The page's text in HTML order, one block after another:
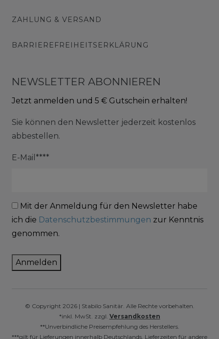
ZAHLUNG & VERSAND
BARRIEREFREIHEITSERKLÄRUNG
NEWSLETTER ABONNIEREN
Jetzt anmelden und 5 € Gutschein erhalten!
Sie können den Newsletter jederzeit kostenlos
abbestellen.
E-Mail****
Mit der Anmeldung für den Newsletter habe
ich die Datenschutzbestimmungen zur Kenntnis
genommen.
Anmelden
© Copyright 2026 | Stabilo Sanitär. Alle Rechte vorbehalten.
*inkl. MwSt. zzgl. Versandkosten
**Unverbindliche Preisempfehlung des Herstellers.
***gilt für Lieferungen innerhalb Deutschlands, Lieferzeiten für andere